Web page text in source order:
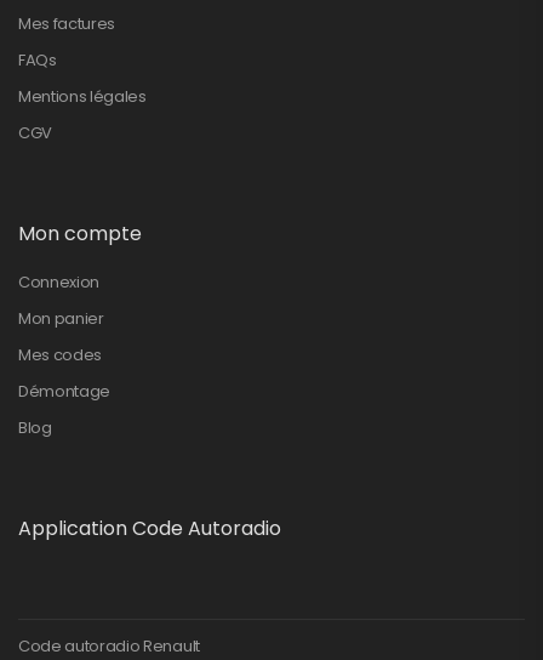
Mes factures
FAQs
Mentions légales
CGV
Mon compte
Connexion
Mon panier
Mes codes
Démontage
Blog
Application Code Autoradio
Code autoradio Renault